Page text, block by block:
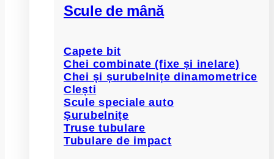
Scule de mână
Capete bit
Chei combinate (fixe și inelare)
Chei și șurubelnițe dinamometrice
Clești
Scule speciale auto
Șurubelnițe
Truse tubulare
Tubulare de impact